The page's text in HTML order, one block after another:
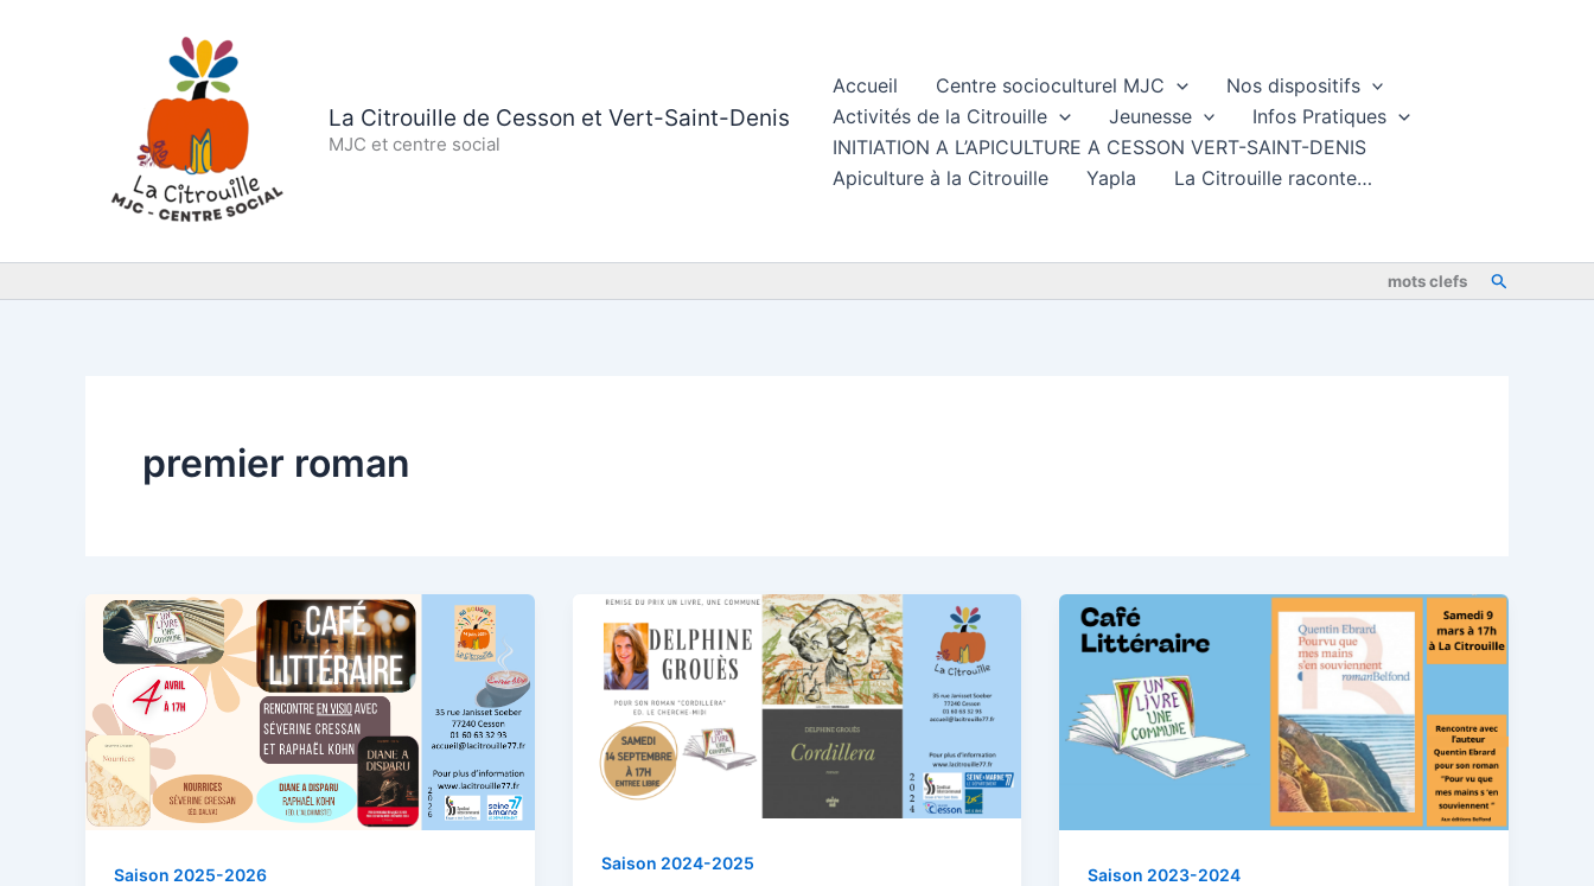
La Citrouille de Cesson et Vert-Saint-Denis
MJC et centre social
Accueil Centre socioculturel MJC
Nos dispositifs
Activités de la Citrouille
Jeunesse
Infos Pratiques
INITIATION A L’APICULTURE A CESSON VERT-SAINT-DENIS
Apiculture à la Citrouille
Yapla La Citrouille raconte…
mots clefs Rechercher
premier roman
Saison 2025-2026
Saison 2024-2025
Saison 2023-2024